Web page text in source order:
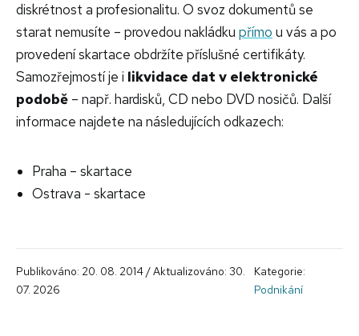
diskrétnost a profesionalitu. O svoz dokumentů se
starat nemusíte – provedou nakládku přímo u vás a po
provedení skartace obdržíte příslušné certifikáty.
Samozřejmostí je i likvidace dat v elektronické
podobě – např. hardisků, CD nebo DVD nosičů. Další
informace najdete na následujících odkazech:
Praha – skartace
Ostrava - skartace
Publikováno: 20. 08. 2014 / Aktualizováno: 30.
07. 2026
Kategorie:
Podnikání